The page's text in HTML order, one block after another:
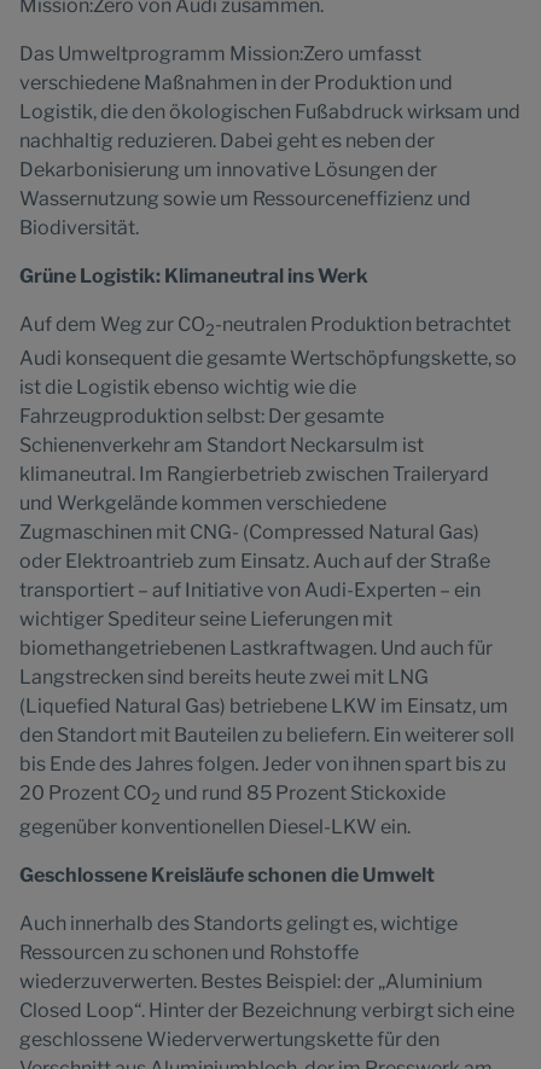
Mission:Zero von Audi zusammen.
Das Umweltprogramm Mission:Zero umfasst
verschiedene Maßnahmen in der Produktion und
Logistik, die den ökologischen Fußabdruck wirksam und
nachhaltig reduzieren. Dabei geht es neben der
Dekarbonisierung um innovative Lösungen der
Wassernutzung sowie um Ressourceneffizienz und
Biodiversität.
Grüne Logistik: Klimaneutral ins Werk
Auf dem Weg zur CO2-neutralen Produktion betrachtet
Audi konsequent die gesamte Wertschöpfungskette, so
ist die Logistik ebenso wichtig wie die
Fahrzeugproduktion selbst: Der gesamte
Schienenverkehr am Standort Neckarsulm ist
klimaneutral. Im Rangierbetrieb zwischen Traileryard
und Werkgelände kommen verschiedene
Zugmaschinen mit CNG- (Compressed Natural Gas)
oder Elektroantrieb zum Einsatz. Auch auf der Straße
transportiert – auf Initiative von Audi-Experten – ein
wichtiger Spediteur seine Lieferungen mit
biomethangetriebenen Lastkraftwagen. Und auch für
Langstrecken sind bereits heute zwei mit LNG
(Liquefied Natural Gas) betriebene LKW im Einsatz, um
den Standort mit Bauteilen zu beliefern. Ein weiterer soll
bis Ende des Jahres folgen. Jeder von ihnen spart bis zu
20 Prozent CO2 und rund 85 Prozent Stickoxide
gegenüber konventionellen Diesel-LKW ein.
Geschlossene Kreisläufe schonen die Umwelt
Auch innerhalb des Standorts gelingt es, wichtige
Ressourcen zu schonen und Rohstoffe
wiederzuverwerten. Bestes Beispiel: der „Aluminium
Closed Loop“. Hinter der Bezeichnung verbirgt sich eine
geschlossene Wiederverwertungskette für den